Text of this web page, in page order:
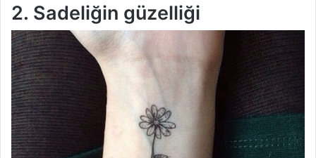
2. Sadeliğin güzelliği